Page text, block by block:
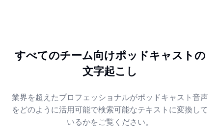
すべてのチーム向けポッドキャストの
文字起こし
業界を超えたプロフェッショナルがポッドキャスト音声
をどのように活用可能で検索可能なテキストに変換して
いるかをご覧ください。